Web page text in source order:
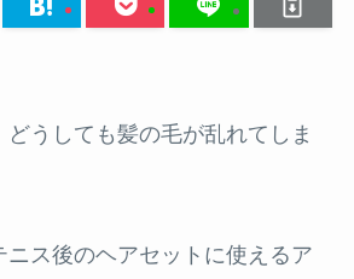
うしても髪の毛が乱れてしま
ニス後のヘアセットに使えるア